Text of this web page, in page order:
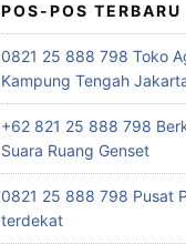
POS-POS TERBARU
0821 25 888 798 Toko
Kampung Tengah
+62 821 25 888 798
Suara Ruang Genset
0821 25 888 798 Pusat
terdekat